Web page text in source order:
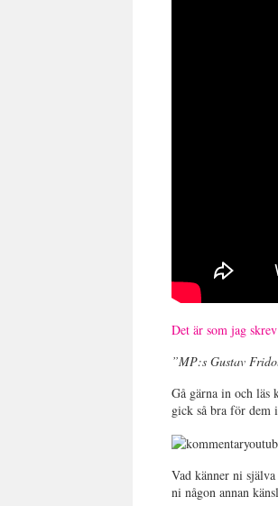
Det är som jag
”MP:s Gustav
Gå gärna in och läs
gick så bra för dem
Vad känner ni
ni någon annan